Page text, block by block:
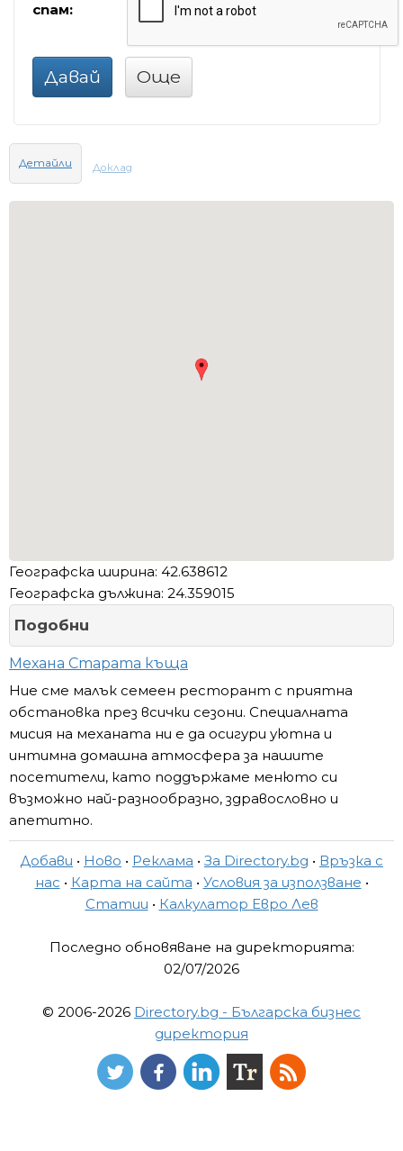
спам:
Давай Още
Детайли Доклад
Географска ширина: 42.638612
Географска дължина: 24.359015
Подобни
Механа Старата къща
Ние сме малък семеен ресторант с приятна
обстановка през всички сезони. Специалната
мисия на механата ни е да осигури уютна и
интимна домашна атмосфера за нашите
посетители, като поддържаме менюто си
възможно най-разнообразно, здравословно и
апетитно.
Добави • Ново • Реклама • За Directory.bg • Връзка с
нас • Карта на сайта • Условия за използване •
Статии • Калкулатор Евро Лев
Последно обновяване на директорията:
02/07/2026
© 2006-2026 Directory.bg - Българска бизнес
директория